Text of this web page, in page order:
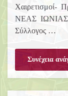
Χαιρετισμοί-
ΝΕΑΣ ΙΩΝΙΑΣ
Σύλλογος …
Συνέχεια